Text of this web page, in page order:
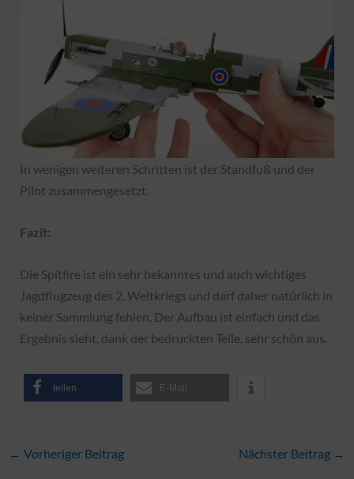
In wenigen weiteren Schritten ist der Standfuß und der
Pilot zusammengesetzt.
Fazit:
Die Spitfire ist ein sehr bekanntes und auch wichtiges
Jagdflugzeug des 2. Weltkriegs und darf daher natürlich in
keiner Sammlung fehlen. Der Aufbau ist einfach und das
Ergebnis sieht, dank der bedruckten Teile, sehr schön aus.
teilen E-Mail
← Vorheriger Beitrag Nächster Beitrag →